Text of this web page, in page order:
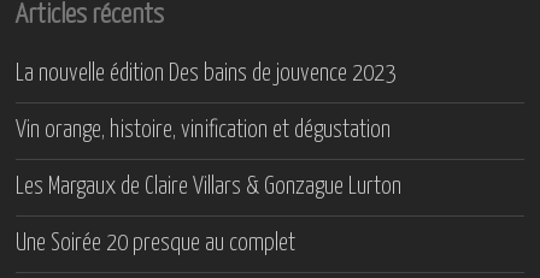
Articles récents
La nouvelle édition Des bains de jouvence 2023
Vin orange, histoire, vinification et dégustation
Les Margaux de Claire Villars & Gonzague Lurton
Une Soirée 20 presque au complet